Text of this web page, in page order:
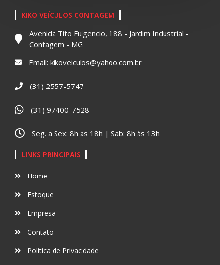
KIKO VEÍCULOS CONTAGEM
Avenida Tito Fulgencio, 188 - Jardim Industrial -
Contagem - MG
Email: kikoveiculos@yahoo.com.br
(31) 2557-5747
(31) 97400-7528
Seg. a Sex: 8h às 18h | Sab: 8h às 13h
LINKS PRINCIPAIS
Home
Estoque
Empresa
Contato
Política de Privacidade